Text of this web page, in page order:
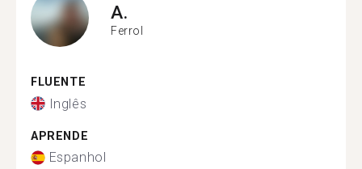
A.
Ferrol
FLUENTE
Inglês
APRENDE
Espanhol